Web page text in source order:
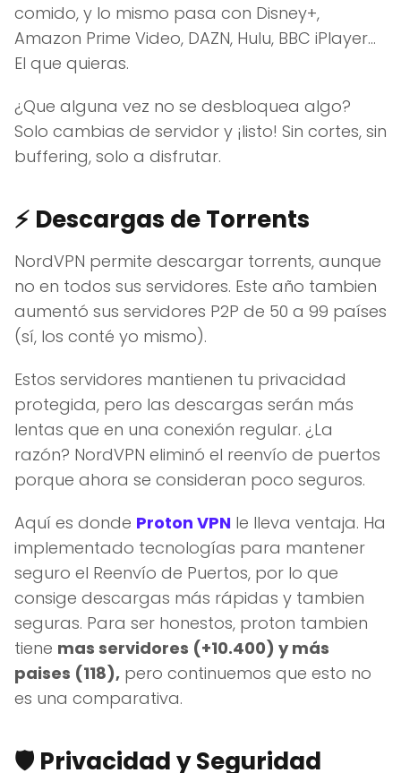
comido, y lo mismo pasa con Disney+,
Amazon Prime Video, DAZN, Hulu, BBC iPlayer…
El que quieras.
¿Que alguna vez no se desbloquea algo?
Solo cambias de servidor y ¡listo! Sin cortes, sin
buffering, solo a disfrutar.
⚡ Descargas de Torrents
NordVPN permite descargar torrents, aunque
no en todos sus servidores. Este año tambien
aumentó sus servidores P2P de 50 a 99 países
(sí, los conté yo mismo).
Estos servidores mantienen tu privacidad
protegida, pero las descargas serán más
lentas que en una conexión regular. ¿La
razón? NordVPN eliminó el reenvío de puertos
porque ahora se consideran poco seguros.
Aquí es donde Proton VPN le lleva ventaja. Ha
implementado tecnologías para mantener
seguro el Reenvío de Puertos, por lo que
consige descargas más rápidas y tambien
seguras. Para ser honestos, proton tambien
tiene mas servidores (+10.400) y más
paises (118), pero continuemos que esto no
es una comparativa.
🛡️ Privacidad y Seguridad